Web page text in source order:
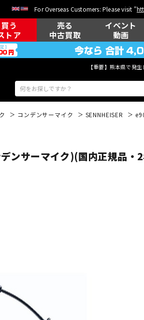
For Overseas Customers: Please visit "
買う
トア
売る
中古買取
イベント
動画
【重要】熊本県で発
コンデンサーマイク SENNHEISER
ンサーマイク)(国内正規品・